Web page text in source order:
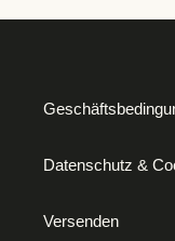
Datenschutz &
Versenden